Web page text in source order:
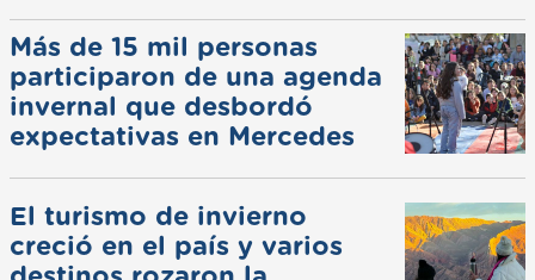
Más de 15 mil personas
participaron de una agenda
invernal que desbordó
expectativas en Mercedes
El turismo de invierno
creció en el país y varios